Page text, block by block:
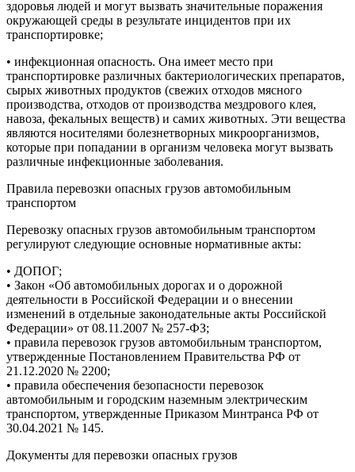
здоровья людей и могут вызвать значительные поражения
окружающей среды в результате инцидентов при их
транспортировке;
• инфекционная опасность. Она имеет место при
транспортировке различных бактериологических препаратов,
сырых животных продуктов (свежих отходов мясного
производства, отходов от производства мездрового клея,
навоза, фекальных веществ) и самих животных. Эти вещества
являются носителями болезнетворных микроорганизмов,
которые при попадании в организм человека могут вызвать
различные инфекционные заболевания.
Правила перевозки опасных грузов автомобильным
транспортом
Перевозку опасных грузов автомобильным транспортом
регулируют следующие основные нормативные акты:
• ДОПОГ;
• Закон «Об автомобильных дорогах и о дорожной
деятельности в Российской Федерации и о внесении
изменений в отдельные законодательные акты Российской
Федерации» от 08.11.2007 № 257-ФЗ;
• правила перевозок грузов автомобильным транспортом,
утвержденные Постановлением Правительства РФ от
21.12.2020 № 2200;
• правила обеспечения безопасности перевозок
автомобильным и городским наземным электрическим
транспортом, утвержденные Приказом Минтранса РФ от
30.04.2021 № 145.
Документы для перевозки опасных грузов